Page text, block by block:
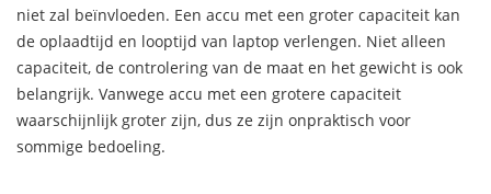
niet zal beïnvloeden. Een accu met een groter capaciteit kan
de oplaadtijd en looptijd van laptop verlengen. Niet alleen
capaciteit, de controlering van de maat en het gewicht is ook
belangrijk. Vanwege accu met een grotere capaciteit
waarschijnlijk groter zijn, dus ze zijn onpraktisch voor
sommige bedoeling.